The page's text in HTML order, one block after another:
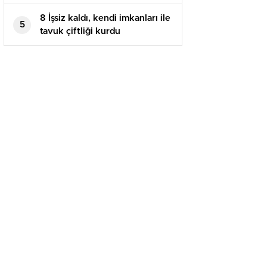
5
8 İşsiz kaldı, kendi imkanları ile
tavuk çiftliği kurdu